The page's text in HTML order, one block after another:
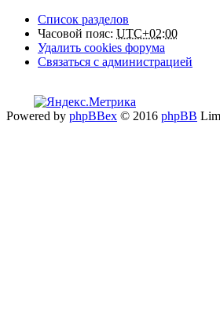
Список разделов
Часовой пояс: UTC+02:00
Удалить cookies форума
Связаться с администрацией
Powered by phpBBex © 2016 phpBB